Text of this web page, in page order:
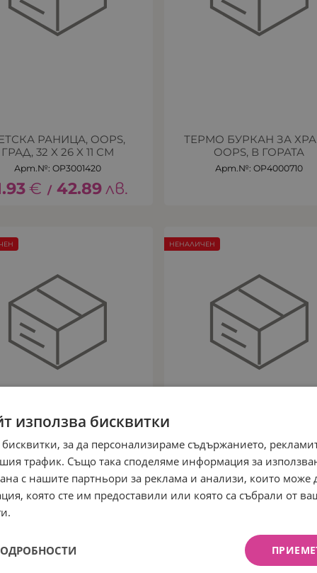
РАНИЦА, OOPS,
ГРАД, 32 X 26 X 11 СМ
Арт.№: OP3001420
€ / 42.89лв.
ТЕРМО БУРКАН ЗА
OOPS, В ГОРАТА
Арт.№: OP4000710
32 X 26 X 11 СМ
Арт.№: OP3001433
МЕЧЕ, 32 X 26 X 11 СМ
Арт.№: OP3001411
НЕНАЛИЧЕН
използва бисквитки
за да персонализираме съдържанието,
трафик. Също така споделяме информация за
с нашите партньори за реклама и анализи, които може
която сте им предоставили или която са събрали от